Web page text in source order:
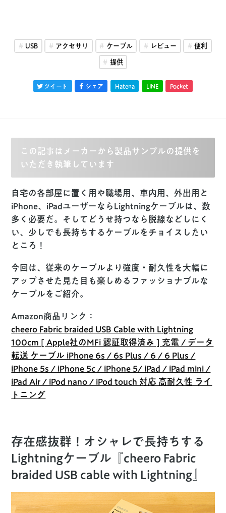
USB アクセサリ ケーブル レビュー 便利
提供
ツイート シェア Hatena LINE Pocket
この記事はメーカーから製品サンプルの提供を
いただき執筆しています
自宅の各部屋に置く用や職場用、車内用、外出用と
iPhone、iPadユーザーならLightningケーブルは、数
多く必要だ。そしてどうせ持つなら脱線などしにく
い、少しでも長持ちするケーブルをチョイスしたい
ところ！
今回は、従来のケーブルより強度・耐久性を大幅に
アップさせた見た目も楽しめるファッショナブルな
ケーブルをご紹介。
Amazon商品リンク：
cheero Fabric braided USB Cable with Lightning
100cm [ Apple社のMFi 認証取得済み ] 充電 / データ
転送 ケーブル iPhone 6s / 6s Plus / 6 / 6 Plus /
iPhone 5s / iPhone 5c / iPhone 5/ iPad / iPad mini /
iPad Air / iPod nano / iPod touch 対応 高耐久性 ライ
トニング
存在感抜群！オシャレで長持ちする
Lightningケーブル『cheero Fabric
braided USB cable with Lightning』